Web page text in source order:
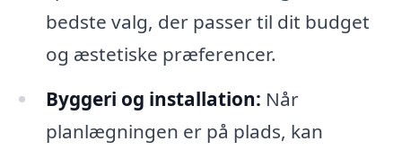
bedste valg, der passer til dit budget
og æstetiske præferencer.
Byggeri og installation: Når
planlægningen er på plads, kan